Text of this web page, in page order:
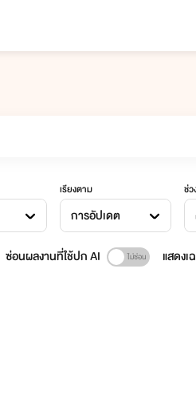
เรียงตาม
การอัปเดต
ช่ว
ซ่อนผลงานที่ใช้ปก AI แสดงเ